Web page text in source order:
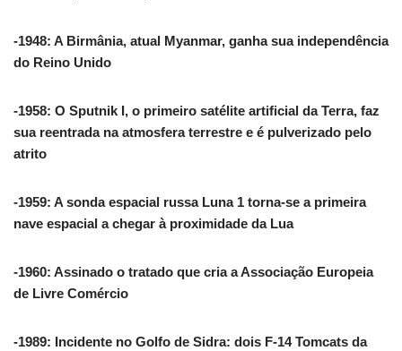
-1948: A Birmânia, atual Myanmar, ganha sua independência
do Reino Unido
-1958: O Sputnik I, o primeiro satélite artificial da Terra, faz
sua reentrada na atmosfera terrestre e é pulverizado pelo
atrito
-1959: A sonda espacial russa Luna 1 torna-se a primeira
nave espacial a chegar à proximidade da Lua
-1960: Assinado o tratado que cria a Associação Europeia
de Livre Comércio
-1989: Incidente no Golfo de Sidra: dois F-14 Tomcats da